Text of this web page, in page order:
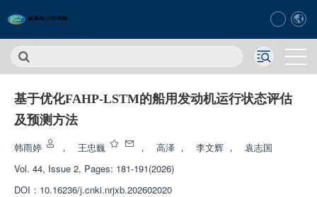
基于优化FAHP-LSTM的船用发动机运行状态评估
及预测方法
韩雨婷 ， 王忠巍 ， 高泽 ， 李文辉 ，
袁志国
Vol. 44, Issue 2, Pages: 181-191(2026)
DOI： 10.16236/j.cnki.nrjxb.202602020